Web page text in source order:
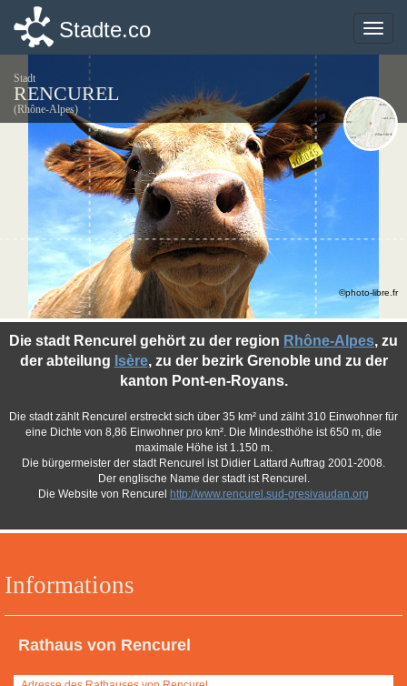
Toggle
Stadte.co
Stadt
RENCUREL
(Rhône-Alpes)
Informations
Rathaus von Rencurel
Die stadt Rencurel gehört zu der region Rhône-Alpes, zu
der abteilung Isère, zu der bezirk Grenoble und zu der
kanton Pont-en-Royans.
Die stadt zählt Rencurel erstreckt sich über 35 km² und zälht 310 Einwohner für
eine Dichte von 8,86 Einwohner pro km². Die Mindesthöhe ist 650 m, die
maximale Höhe ist 1.150 m.
Die bürgermeister der stadt Rencurel ist Didier Lattard Auftrag 2001-2008.
Der englische Name der stadt ist Rencurel.
Die Website von Rencurel
http://www.rencurel.sud-gresivaudan.org
©photo-libre.fr
Toggle
Stadte.co